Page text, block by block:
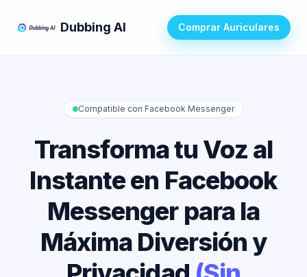
Dubbing AI Comprar Auriculares
Compatible con Facebook Messenger
Transforma tu Voz al
Instante en Facebook
Messenger para la
Máxima Diversión y